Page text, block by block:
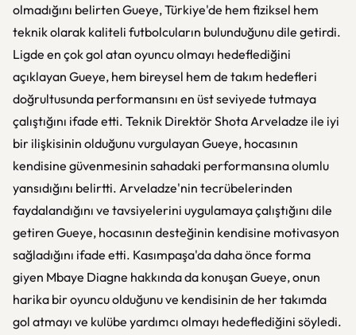
olmadığını belirten Gueye, Türkiye'de hem fiziksel hem
teknik olarak kaliteli futbolcuların bulunduğunu dile getirdi.
Ligde en çok gol atan oyuncu olmayı hedeflediğini
açıklayan Gueye, hem bireysel hem de takım hedefleri
doğrultusunda performansını en üst seviyede tutmaya
çalıştığını ifade etti. Teknik Direktör Shota Arveladze ile iyi
bir ilişkisinin olduğunu vurgulayan Gueye, hocasının
kendisine güvenmesinin sahadaki performansına olumlu
yansıdığını belirtti. Arveladze'nin tecrübelerinden
faydalandığını ve tavsiyelerini uygulamaya çalıştığını dile
getiren Gueye, hocasının desteğinin kendisine motivasyon
sağladığını ifade etti. Kasımpaşa'da daha önce forma
giyen Mbaye Diagne hakkında da konuşan Gueye, onun
harika bir oyuncu olduğunu ve kendisinin de her takımda
gol atmayı ve kulübe yardımcı olmayı hedeflediğini söyledi.